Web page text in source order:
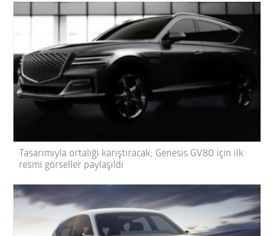
Tasarımıyla ortalığı karıştıracak; Genesis GV80 için ilk
resmi görseller paylaşıldı